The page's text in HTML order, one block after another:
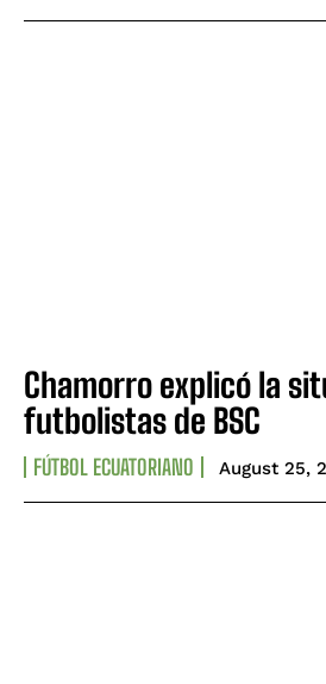
Chamorro explicó la
futbolistas de BSC
FÚTBOL ECUATORIANO August 25,